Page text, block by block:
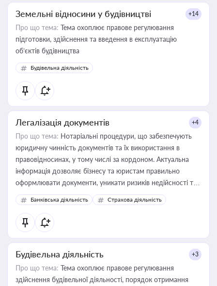
Земельні відносини у будівництві +14
Про що тема: Тема охоплює правове регулювання
підготовки, здійснення та введення в експлуатацію
об’єктів будівництва
Будівельна діяльність
Легалізація документів +4
Про що тема: Нотаріальні процедури, що забезпечують
юридичну чинність документів та їх використання в
правовідносинах, у тому числі за кордоном. Актуальна
інформація дозволяє бізнесу та юристам правильно
оформлювати документи, уникати ризиків недійсності та
забезпечувати їх належне прийняття органами влади та
контрагентами
Банківська діяльність Страхова діяльність
Будівельна діяльність +3
Про що тема: Тема охоплює правове регулювання
здійснення будівельної діяльності, порядок отримання